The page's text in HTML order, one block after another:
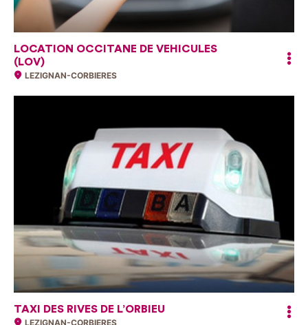
LOCATION OCCITANE DE VEHICULES
(LOV)
LEZIGNAN-CORBIERES
TAXI DES RIVES DE L’ORBIEU
LEZIGNAN-CORBIERES